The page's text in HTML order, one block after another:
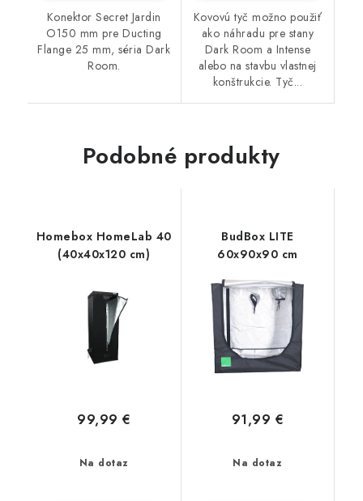
Konektor Secret Jardin
O150 mm pre Ducting
Flange 25 mm, séria Dark
Room.
Kovovú tyč možno použiť
ako náhradu pre stany
Dark Room a Intense
alebo na stavbu vlastnej
konštrukcie. Tyč...
Podobné produkty
Homebox HomeLab 40
(40x40x120 cm)
Na dotaz
99,99 €
BudBox LITE
60x90x90 cm
Na dotaz
91,99 €